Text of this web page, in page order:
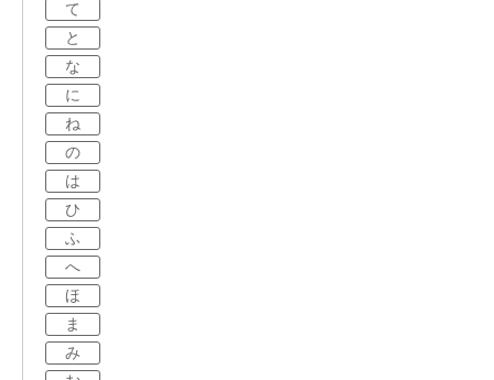
て
と
な
に
ね
の
は
ひ
ふ
へ
ほ
ま
み